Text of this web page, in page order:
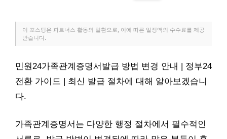
이 포스팅은 파트너스 활동의 일환으로, 이에 따른 일정액의 수수료를 제공
받습니다.
민원24가족관계증명서발급 방법 변경 안내 | 정부24
전환 가이드 | 최신 발급 절차에 대해 알아보겠습니
다.
가족관계증명서는 다양한 행정 절차에서 필수적인